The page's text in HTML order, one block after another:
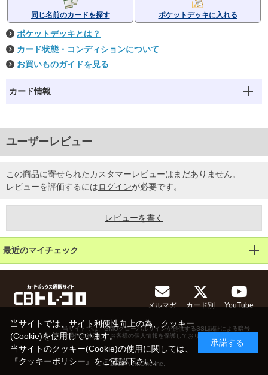
同じ名前のカードを探す ポケットデッキに入れる
ポケットデッキとは？
カード状態・コンディションについて
お買いものガイドを見る
カード情報
ユーザーレビュー
この商品に寄せられたカスタマーレビューはまだありません。
レビューを評価するにはログインが必要です。
レビューを書く
最近のマイチェック
メルマガ カード別 YouTube
当サイトでは、GMOグローバルサインが提供するSSL認証による暗号
化通信に対応し、お客様の個人情報を保護しております。
© 2013 NextOne Inc.
当サイトでは、サイト利便性向上の為、クッキー
(Cookie)を使用しています。
当サイトのクッキー(Cookie)の使用に関しては、
『クッキーポリシー』をご確認下さい。
承諾する